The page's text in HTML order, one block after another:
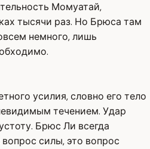
Момуатай,
тысячи раз. Но Брюса там
немного, лишь
усилия, словно его тело
течением. Удар
Брюс Ли всегда
силы, это вопрос